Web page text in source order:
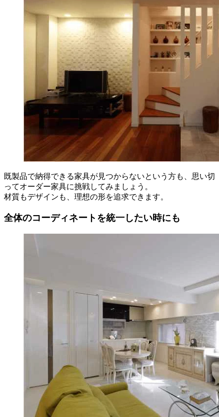
既製品で納得できる家具が見つからないという方も、思い切
ってオーダー家具に挑戦してみましょう。
材質もデザインも、理想の形を追求できます。
全体のコーディネートを統一したい時にも